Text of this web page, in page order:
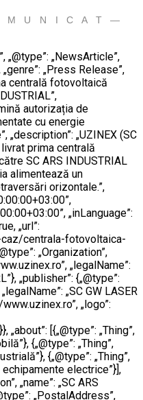
M U N I C A T —
„@type”: „NewsArticle”,
„Press Release”,
centrală fotovoltaică
autorizația de
cu energie
„description”: „UZINEX (SC
livrat prima centrală
SC ARS INDUSTRIAL
alimentează un
orizontale.”,
„inLanguage”:
„url”:
centrala-fotovoltaica-
„Organization”,
„legalName”:
„publisher”: {„@type”:
„SC GW LASER
„logo”:
[{„@type”: „Thing”,
{„@type”: „Thing”,
{„@type”: „Thing”,
echipamente electrice”}],
„name”: „SC ARS
„PostalAddress”,